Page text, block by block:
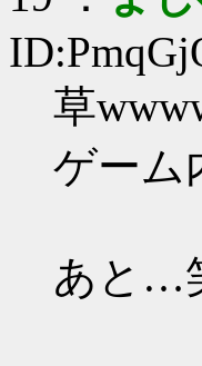
草
ゲーム
あと…